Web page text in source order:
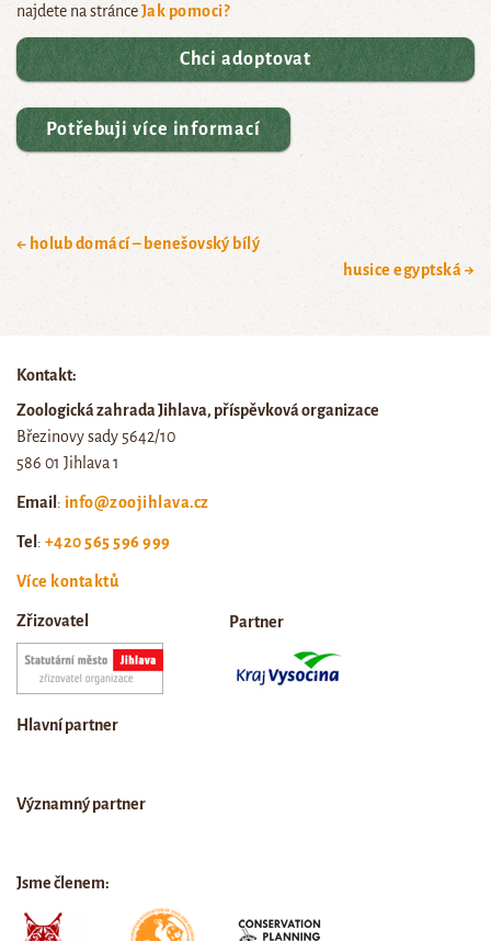
najdete na stránceJak pomoci?
Chci adoptovat
Potřebuji více informací
← holub domácí – benešovský bílý
husice egyptská →
Kontakt:
Zoologická zahrada Jihlava, příspěvková organizace
Březinovy sady 5642/10
586 01 Jihlava 1
Email : info@zoojihlava.cz
Tel : +420 565 596 999
Více kontaktů
Zřizovatel Partner
Hlavní partner
Významný partner
Jsme členem: